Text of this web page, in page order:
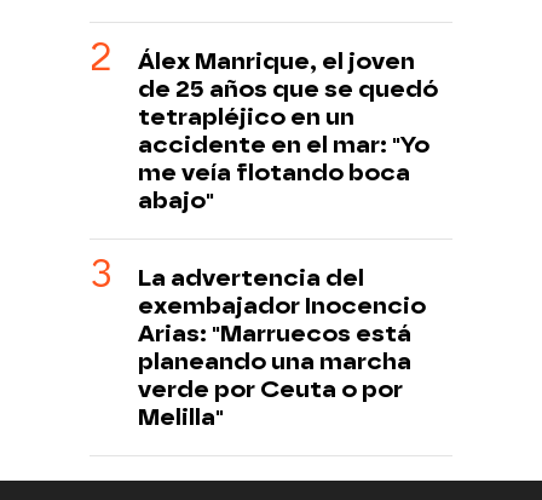
Álex Manrique, el joven
de 25 años que se quedó
tetrapléjico en un
accidente en el mar: "Yo
me veía flotando boca
abajo"
La advertencia del
exembajador Inocencio
Arias: "Marruecos está
planeando una marcha
verde por Ceuta o por
Melilla"